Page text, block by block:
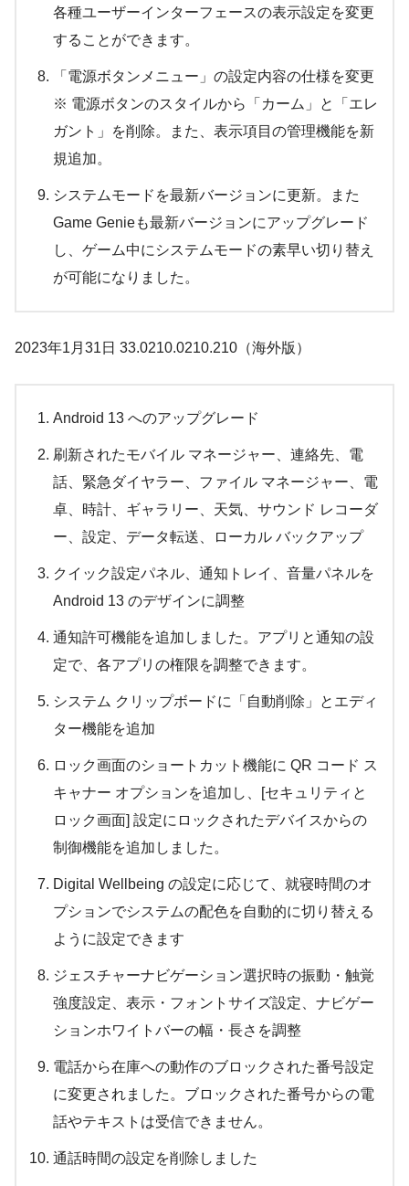
各種ユーザーインターフェースの表示設定を変更
することができます。
「電源ボタンメニュー」の設定内容の仕様を変更
※ 電源ボタンのスタイルから「カーム」と「エレ
ガント」を削除。また、表示項目の管理機能を新
規追加。
システムモードを最新バージョンに更新。また
Game Genieも最新バージョンにアップグレード
し、ゲーム中にシステムモードの素早い切り替え
が可能になりました。
2023年1月31日 33.0210.0210.210（海外版）
Android 13 へのアップグレード
刷新されたモバイル マネージャー、連絡先、電
話、緊急ダイヤラー、ファイル マネージャー、電
卓、時計、ギャラリー、天気、サウンド レコーダ
ー、設定、データ転送、ローカル バックアップ
クイック設定パネル、通知トレイ、音量パネルを
Android 13 のデザインに調整
通知許可機能を追加しました。アプリと通知の設
定で、各アプリの権限を調整できます。
システム クリップボードに「自動削除」とエディ
ター機能を追加
ロック画面のショートカット機能に QR コード ス
キャナー オプションを追加し、[セキュリティと
ロック画面] 設定にロックされたデバイスからの
制御機能を追加しました。
Digital Wellbeing の設定に応じて、就寝時間のオ
プションでシステムの配色を自動的に切り替える
ように設定できます
ジェスチャーナビゲーション選択時の振動・触覚
強度設定、表示・フォントサイズ設定、ナビゲー
ションホワイトバーの幅・長さを調整
電話から在庫への動作のブロックされた番号設定
に変更されました。ブロックされた番号からの電
話やテキストは受信できません。
通話時間の設定を削除しました